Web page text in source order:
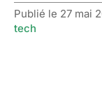
Publié le 27 mai
tech